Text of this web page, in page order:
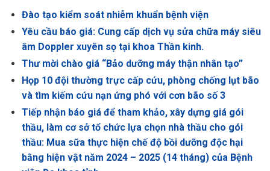
Đào tạo kiểm soát nhiễm khuẩn bệnh viện
Yêu cầu báo giá: Cung cấp dịch vụ sửa chữa máy siêu
âm Doppler xuyên sọ tại khoa Thần kinh.
Thư mời chào giá “Bảo dưỡng máy thận nhân tạo”
Họp 10 đội thường trực cấp cứu, phòng chống lụt bão
và tìm kiếm cứu nạn ứng phó với cơn bão số 3
Tiếp nhận báo giá để tham khảo, xây dựng giá gói
thầu, làm cơ sở tổ chức lựa chọn nhà thầu cho gói
thầu: Mua sữa thực hiện chế độ bồi dưỡng độc hại
bằng hiện vật năm 2024 – 2025 (14 tháng) của Bệnh